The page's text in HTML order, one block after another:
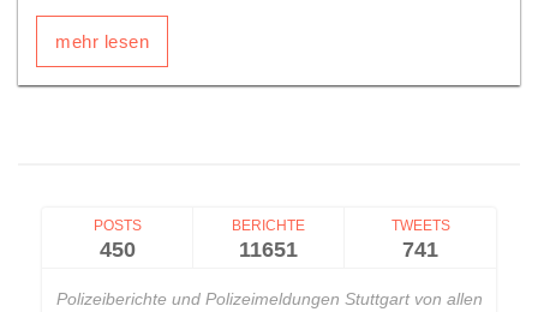
mehr lesen
POSTS
450
BERICHTE
11651
TWEETS
741
Polizeiberichte und Polizeimeldungen Stuttgart von allen